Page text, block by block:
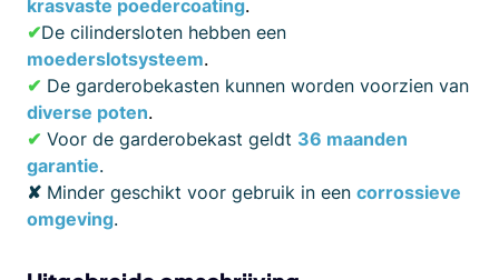
krasvaste poedercoating.
✔De cilindersloten hebben een
moederslotsysteem.
✔ De garderobekasten kunnen worden voorzien van
diverse poten.
✔ Voor de garderobekast geldt 36 maanden
garantie.
✘ Minder geschikt voor gebruik in een corrossieve
omgeving.